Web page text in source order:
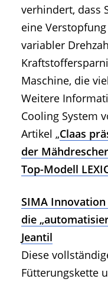
verhindert, dass
eine
variabler
Maschine, die
Weitere
Cooling System
Artikel „Claas
der
Top-Modell
SIMA
die
Jeantil
Diese
Fütterungskette